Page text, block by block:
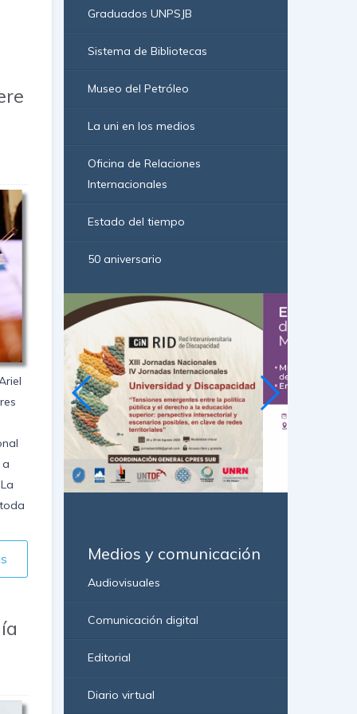
Graduados UNPSJB
Sistema de Bibliotecas
Museo del Petróleo
La uni en los medios
Oficina de Relaciones
Internacionales
Estado del tiempo
50 aniversario
Medios y comunicación
Audiovisuales
Comunicación digital
Editorial
Diario virtual